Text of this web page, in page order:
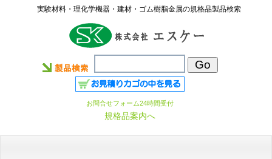
実験材料・理化学機器・建材・ゴム樹脂金属の規格品製品検索
お問合せフォーム24時間受付
規格品案内へ